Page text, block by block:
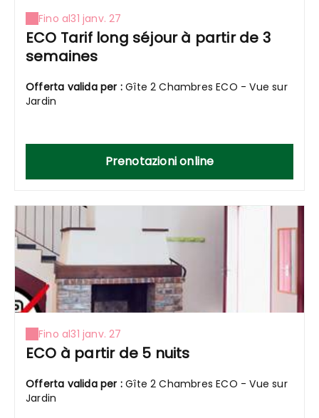
Fino al31 janv. 27
ECO Tarif long séjour à partir de 3
semaines
Offerta valida per :Gîte 2 Chambres ECO - Vue sur
Jardin
Prenotazioni online
Fino al31 janv. 27
ECO à partir de 5 nuits
Offerta valida per :Gîte 2 Chambres ECO - Vue sur
Jardin